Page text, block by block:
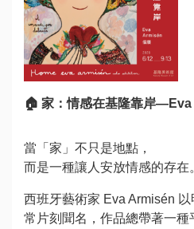
徵
件
術
服
務
🏠 家：情感在基隆靠岸
當「家」不只是地點，
而是一種讓人安放情感的存在
西班牙藝術家 Eva Armisén
常片刻聞名，作品總帶著一種